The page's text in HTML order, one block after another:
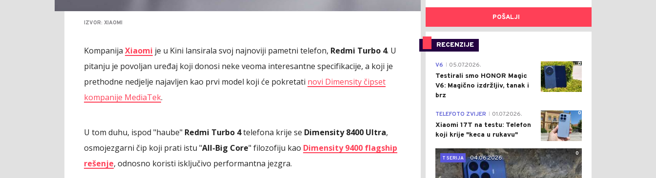
IZVOR: XIAOMI
Kompanija Xiaomi je u Kini lansirala svoj najnoviji pametni telefon, Redmi Turbo 4. U
pitanju je povoljan uređaj koji donosi neke veoma interesantne specifikacije, a koji je
prethodne nedjelje najavljen kao prvi model koji će pokretati novi Dimensity čipset
kompanije MediaTek.
U tom duhu, ispod "haube" Redmi Turbo 4telefona krije se Dimensity 8400 Ultra,
osmojezgarni čip koji prati istu "All-Big Core" filozofiju kao Dimensity 9400 flagship
rešenje, odnosno koristi isključivo performantna jezgra.
POŠALJI
RECENZIJE
0
V6 05.07.2026.
Testirali smo HONOR Magic
V6: Magično izdržljiv, tanak i
brz
0
TELEFOTO ZVIJER 01.07.2026.
Xiaomi 17T na testu: Telefon
koji krije "keca u rukavu"
0
T SERIJA
04.06.2026.